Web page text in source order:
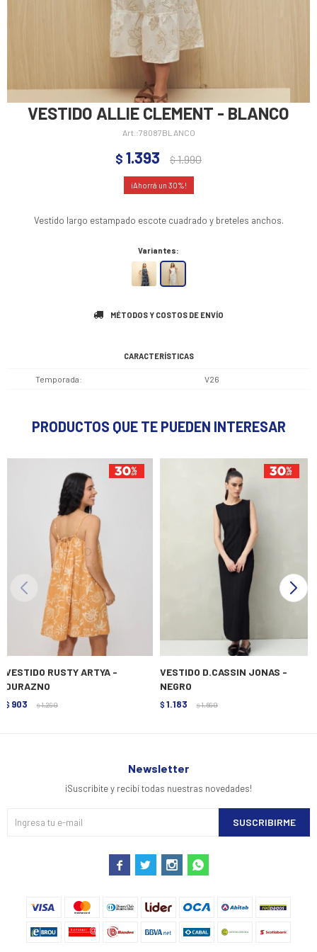
VESTIDO ALLIE CLEMENT - BLANCO
78087BLANCO
$ 1.393 $1.990
30
Vestido largo estampado escote cuadrado y breteles anchos.
Variantes:
MÉTODOS Y COSTOS DE ENVÍO
CARACTERÍSTICAS
Temporada V26
PRODUCTOS QUE TE PUEDEN INTERESAR
VESTIDO RUSTY ARTYA -
DURAZNO
$ 903 $ 1.290
VESTIDO D.CASSIN JONAS -
NEGRO
$ 1.183 $ 1.690
Newsletter
¡Suscribite y recibí todas nuestras novedades!
SUSCRIBIRME
   